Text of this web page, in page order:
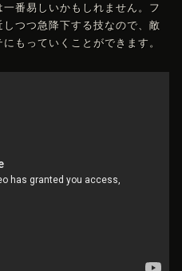
番易しいかもしれません。フ
つつ急降下する技なので、敵
もっていくことができます。